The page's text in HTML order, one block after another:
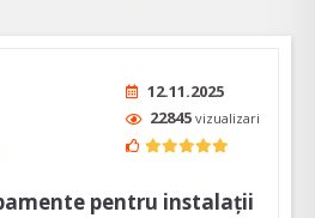
12.11.2025
22845 vizualizari
pentru instalații